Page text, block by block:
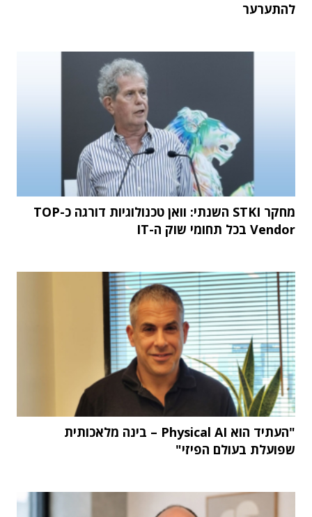
להתערער
מחקר STKI השנתי: וואן טכנולוגיות דורגה כ-TOP
Vendor בכל תחומי שוק ה-IT
"העתיד הוא Physical AI – בינה מלאכותית
שפועלת בעולם הפיזי"